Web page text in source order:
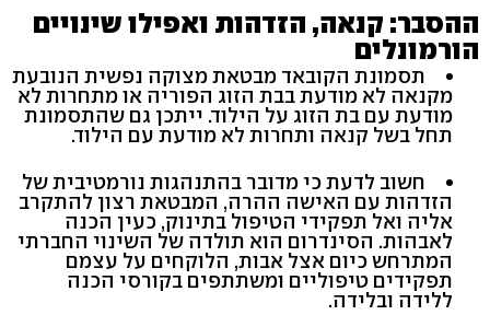
ההסבר: קנאה, הזדהות ואפילו שינויים
הורמונלים
תסמונת הקובאד מבטאת מצוקה נפשית הנובעת
מקנאה לא מודעת בבת הזוג הפוריה או מתחרות לא
מודעת עם בת הזוג על הילוד. ייתכן גם שהתסמונת
תחל בשל קנאה ותחרות לא מודעת עם הילוד.
חשוב לדעת כי מדובר בהתנהגות נורמטיבית של
הזדהות עם האישה ההרה, המבטאת רצון להתקרב
אליה ואל תפקידי הטיפול בתינוק, כעין הכנה
לאבהות. הסינדרום הוא תולדה של השינוי החברתי
המתרחש כיום אצל אבות, הלוקחים על עצמם
תפקידים טיפוליים ומשתתפים בקורסי הכנה
ללידה ובלידה.